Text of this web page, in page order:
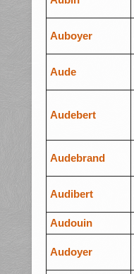
Auboyer
Aude
Audebert
Audebrand
Audibert
Audouin
Audoyer